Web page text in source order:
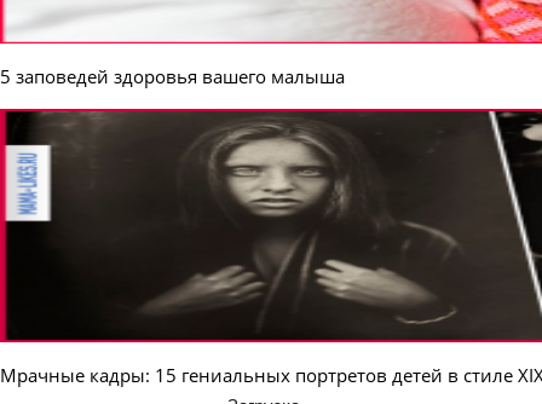
5 заповедей здоровья вашего малыша
Мрачные кадры: 15 гениальных портретов детей в стиле